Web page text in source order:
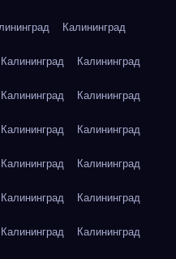
Калининград
Калининград Калининград
Калининград Калининград
Калининград Калининград
Калининград Калининград
Калининград Калининград
Калининград Калининград